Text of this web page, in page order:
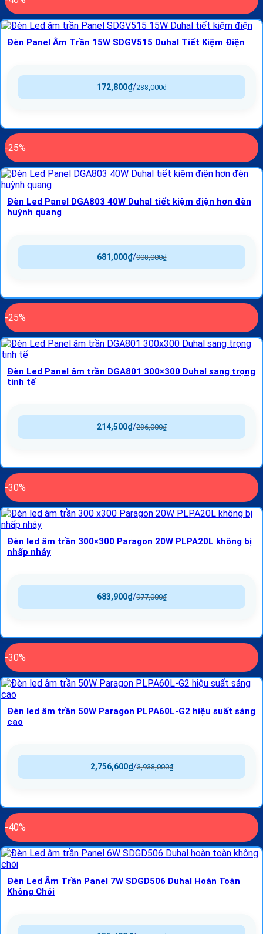
Đèn Panel Âm Trần 15W SDGV515 Duhal Tiết Kiệm Điện
288,000₫
/
172,800₫
-25%
Đèn Led Panel DGA803 40W Duhal tiết kiệm điện hơn đèn
huỳnh quang
908,000₫
/
681,000₫
-25%
Đèn Led Panel âm trần DGA801 300×300 Duhal sang trọng
tinh tế
286,000₫
/
214,500₫
-30%
Đèn led âm trần 300×300 Paragon 20W PLPA20L không bị
nhấp nháy
977,000₫
/
683,900₫
-30%
Đèn led âm trần 50W Paragon PLPA60L-G2 hiệu suất sáng
cao
3,938,000₫
/
2,756,600₫
-40%
Đèn Led Âm Trần Panel 7W SDGD506 Duhal Hoàn Toàn
Không Chói